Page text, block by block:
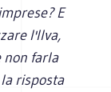
E
l'Ilva,
non farla
risposta